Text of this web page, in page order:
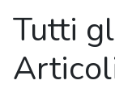
Tutti